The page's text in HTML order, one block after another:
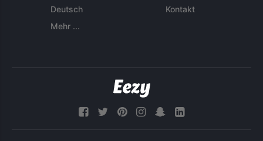
Deutsch
Mehr ...
Kontakt